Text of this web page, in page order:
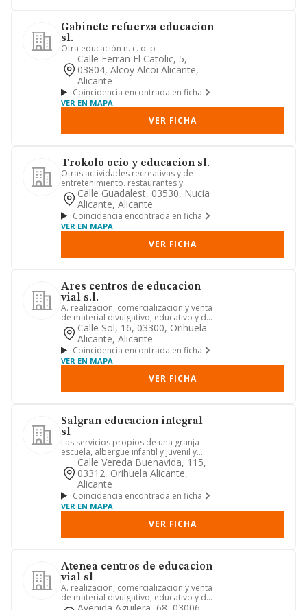
Gabinete refuerza educacion
sl.
Otra educación n. c. o. p
Calle Ferran El Catolic, 5,
03804, Alcoy Alcoi Alicante,
Alicante
Coincidencia encontrada en ficha
VER EN MAPA
VER FICHA
Trokolo ocio y educacion sl.
Otras actividades recreativas y de
entretenimiento. restaurantes y
puestos de comidas. servicios té...
Calle Guadalest, 03530, Nucia
Alicante, Alicante
Coincidencia encontrada en ficha
VER EN MAPA
VER FICHA
Ares centros de educacion
vial s.l.
A. realizacion, comercializacion y venta
de material divulgativo, educativo y de
programas informat...
Calle Sol, 16, 03300, Orihuela
Alicante, Alicante
Coincidencia encontrada en ficha
VER EN MAPA
VER FICHA
Salgran educacion integral
sl
Las servicios propios de una granja
escuela, albergue infantil y juvenil y
actividades de educacion...
Calle Vereda Buenavida, 115,
03312, Orihuela Alicante,
Alicante
Coincidencia encontrada en ficha
VER EN MAPA
VER FICHA
Atenea centros de educacion
vial sl
A. realizacion, comercializacion y venta
de material divulgativo, educativo y de
programas informat...